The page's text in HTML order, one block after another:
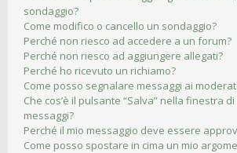
sondaggio?
Come modifico o cancello un sondaggio?
Perché non riesco ad accedere a un forum?
Perché non riesco ad aggiungere allegati?
Perché ho ricevuto un richiamo?
Come posso segnalare messaggi ai
Che cos’è il pulsante “Salva” nella finestra
messaggi?
Perché il mio messaggio deve essere
Come posso spostare in cima un mio